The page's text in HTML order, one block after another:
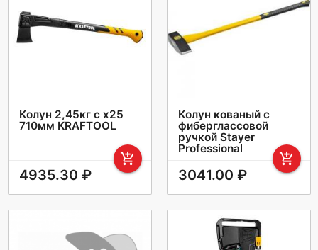
Колун 2,45кг с х25
710мм KRAFTOOL
add_shopping_cart
4935.30 ₽
Колун кованый с
фиберглассовой
ручкой Stayer
Professional
add_shopping_cart
3041.00 ₽